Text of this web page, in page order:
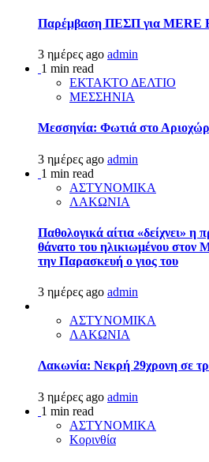
Παρέμβαση ΠΕΣΠ για MERE
3 ημέρες ago admin
1 min read
ΕΚΤΑΚΤΟ ΔΕΛΤΙΟ
ΜΕΣΣΗΝΙΑ
Μεσσηνία: Φωτιά στο
3 ημέρες ago admin
1 min read
ΑΣΤΥΝΟΜΙΚΑ
ΛΑΚΩΝΙΑ
Παθολογικά αίτια «δείχνει» η
θάνατο του ηλικιωμένου στον
την Παρασκευή ο γιος του
3 ημέρες ago admin
ΑΣΤΥΝΟΜΙΚΑ
ΛΑΚΩΝΙΑ
Λακωνία: Νεκρή 29χρονη σε
3 ημέρες ago admin
1 min read
ΑΣΤΥΝΟΜΙΚΑ
Κορινθία